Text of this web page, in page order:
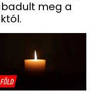
meg a